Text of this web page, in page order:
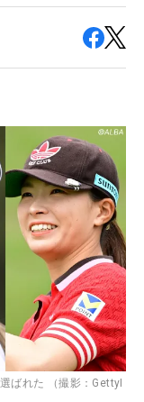
ばれた （撮影：GettyI